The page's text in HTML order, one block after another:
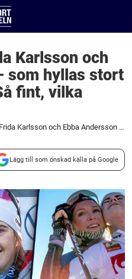
Karlsson och
som hyllas stort
fint, vilka
Nya bilden på Frida Karlsson och Ebba Andersson – som hyllas stort av svenskarna: "Så fint, vilka tjejer!"
Lägg till som önskad källa på Google